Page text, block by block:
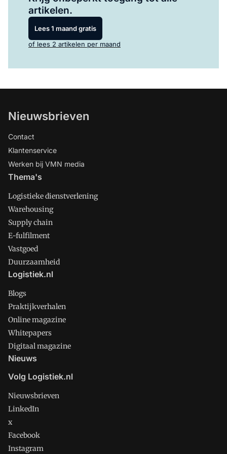
artikelen.
Lees 1 maand gratis
of lees 2 artikelen per maand
Nieuwsbrieven
Contact
Klantenservice
Werken bij VMN media
Thema's
Logistieke dienstverlening
Warehousing
Supply chain
E-fulfilment
Vastgoed
Duurzaamheid
Logistiek.nl
Blogs
Praktijkverhalen
Online magazine
Whitepapers
Digitaal magazine
Nieuws
Volg Logistiek.nl
Nieuwsbrieven
LinkedIn
x
Facebook
Instagram